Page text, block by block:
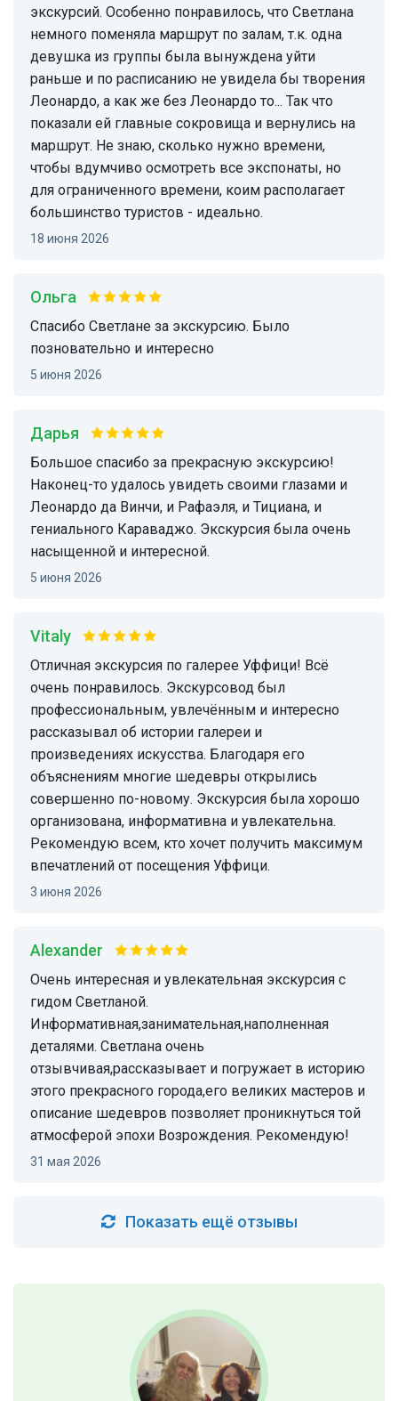
экскурсий. Особенно понравилось, что Светлана
немного поменяла маршрут по залам, т.к. одна
девушка из группы была вынуждена уйти
раньше и по расписанию не увидела бы творения
Леонардо, а как же без Леонардо то... Так что
показали ей главные сокровища и вернулись на
маршрут. Не знаю, сколько нужно времени,
чтобы вдумчиво осмотреть все экспонаты, но
для ограниченного времени, коим располагает
большинство туристов - идеально.
18 июня 2026
Ольга
Спасибо Светлане за экскурсию. Было
позновательно и интересно
5 июня 2026
Дарья
Большое спасибо за прекрасную экскурсию!
Наконец-то удалось увидеть своими глазами и
Леонардо да Винчи, и Рафаэля, и Тициана, и
гениального Караваджо. Экскурсия была очень
насыщенной и интересной.
5 июня 2026
Vitaly
Отличная экскурсия по галерее Уффици! Всё
очень понравилось. Экскурсовод был
профессиональным, увлечённым и интересно
рассказывал об истории галереи и
произведениях искусства. Благодаря его
объяснениям многие шедевры открылись
совершенно по-новому. Экскурсия была хорошо
организована, информативна и увлекательна.
Рекомендую всем, кто хочет получить максимум
впечатлений от посещения Уффици.
3 июня 2026
Alexander
Очень интересная и увлекательная экскурсия с
гидом Светланой.
Информативная,занимательная,наполненная
деталями. Светлана очень
отзывчивая,рассказывает и погружает в историю
этого прекрасного города,его великих мастеров и
описание шедевров позволяет проникнуться той
атмосферой эпохи Возрождения. Рекомендую!
31 мая 2026
Показать ещё отзывы